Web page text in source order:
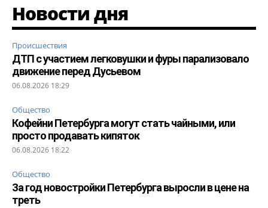
Новости дня
Происшествия
ДТП с участием легковушки и фуры парализовало
движение перед Дусьевом
06.08.2026 18:29
Общество
Кофейни Петербурга могут стать чайными, или
просто продавать кипяток
06.08.2026 18:22
Общество
За год новостройки Петербурга выросли в цене на
треть